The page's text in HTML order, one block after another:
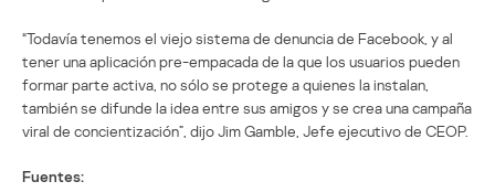
“Todavía tenemos el viejo sistema de denuncia de Facebook, y al
tener una aplicación pre-empacada de la que los usuarios pueden
formar parte activa, no sólo se protege a quienes la instalan,
también se difunde la idea entre sus amigos y se crea una campaña
viral de concientización”, dijo Jim Gamble, Jefe ejecutivo de CEOP.
Fuentes: